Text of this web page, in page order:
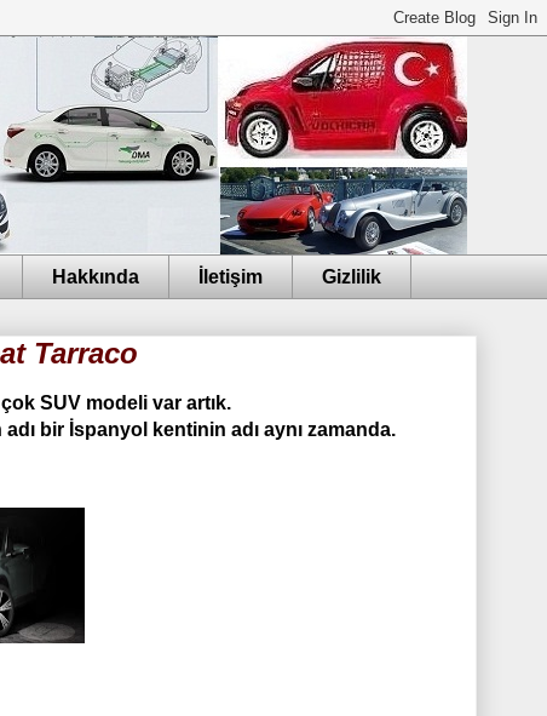
Hakkında İletişim Gizlilik
Tarraco
SUV modeli var artık.
bir İspanyol kentinin adı aynı zamanda.